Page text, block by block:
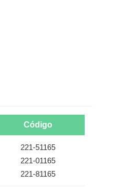
Código
221-51165
221-01165
221-81165